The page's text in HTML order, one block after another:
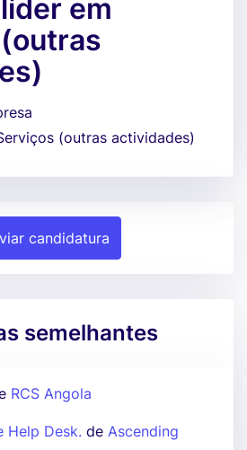
em
(outras actividades)
candidatura
semelhantes
RCS Angola
Help Desk. de Ascending